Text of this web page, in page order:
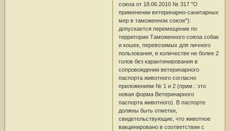
союза от 18.06.2010 № 317 "О
применении ветеринарно-санитарных
мер в таможенном союзе"):
допускается перемещение по
территории Таможенного союза собак
и кошек, перевозимых для личного
пользования, в количестве не более 2
голов без карантинирования в
сопровождении ветеринарного
паспорта животного согласно
приложениям № 1 и 2 (прим.: это
новая форма Ветеринарного
паспорта животного). В паспорте
должны быть отметки,
свидетельствующие, что животное
вакцинировано в соответствии с